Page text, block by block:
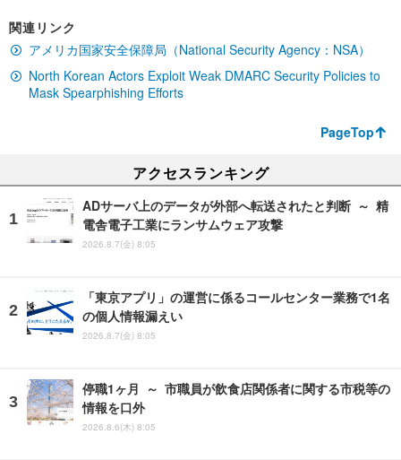
関連リンク
アメリカ国家安全保障局（National Security Agency：NSA）
North Korean Actors Exploit Weak DMARC Security Policies to
Mask Spearphishing Efforts
PageTop
アクセスランキング
ADサーバ上のデータが外部へ転送されたと判断 ～ 精
電舎電子工業にランサムウェア攻撃
2026.8.7(金) 8:05
「東京アプリ」の運営に係るコールセンター業務で1名
の個人情報漏えい
2026.8.7(金) 8:05
停職1ヶ月 ～ 市職員が飲食店関係者に関する市税等の
情報を口外
2026.8.6(木) 8:05